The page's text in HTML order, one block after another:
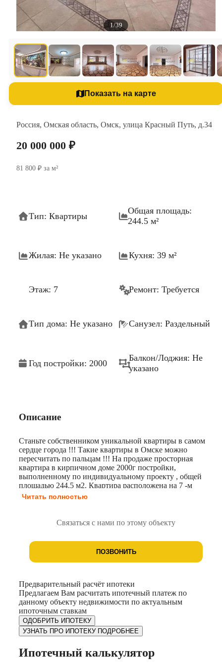
1/39
Показать на карте
Россия, Омская область, Омск, улица Красный Путь, д.34
20 000 000 ₽
81 800 ₽ за м²
Тип: Квартиры
Общая площадь:
244.5 м²
Жилая: Не указано Кухня: 39 м²
Этаж: 7 Ремонт: Требуется
Тип дома: Не указано Санузел: Раздельный
Год постройки: 2000
Балкон/Лоджия: Не
указано
Описание
Станьте собственником уникальной квартиры в самом
сердце города !!! Такие квартиры в Омске можно
пересчитать по пальцам !!! На продаже просторная
квартира в кирпичном доме 2000г постройки,
выполненному по индивидуальному проекту , общей
площадью 244.5 м2. Квартира расположена на 7 -м
этаже 10-этажного кирпичного дома. Особенно Вас
четыре изолированные комнаты, с 3- я лоджиями , 2
У покупателя, данной квартиры, появляется уникальная
возможность сделать ремонт под себя - воплотить в
проживания, благоустроенная, закрытая и охраняемая
придомовая территория. Во дворе детские площадки,
достаточное количество парковочных мест. Дом
расположен в районе с развитой инфраструктурой, где в
шаговой доступности находятся все необходимые
объекты для комфортной жизни: Лицей №66, школа
№77, детский сад № 314, Авиационный колледж ,
домом спортивные, культурно-досуговые, медицинские,
Читать полностью
Связаться с нами по этому объекту
ПОЗВОНИТЬ
Предварительный расчёт ипотеки
Предлагаем Вам расчитать ипотечный платеж по
данному объекту недвижимости по актуальным
ипоточным ставкам
ОДОБРИТЬ ИПОТЕКУ
УЗНАТЬ ПРО ИПОТЕКУ ПОДРОБНЕЕ
Ипотечный калькулятор